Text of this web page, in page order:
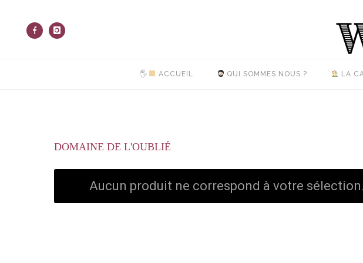
🖐 ACCUEIL QUI SOMMES NOUS ? LA
DOMAINE DE L'OUBLIÉ
Aucun produit ne correspond à votre sélection.